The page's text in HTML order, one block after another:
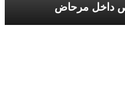
داخل مرحاض